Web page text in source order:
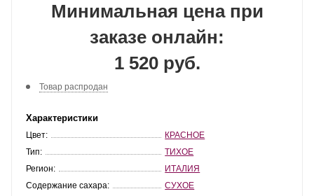
Минимальная цена при
заказе онлайн:
1 520 руб.
Товар распродан
Характеристики
Цвет:
КРАСНОЕ
Тип:
ТИХОЕ
Регион:
ИТАЛИЯ
Содержание сахара:
СУХОЕ